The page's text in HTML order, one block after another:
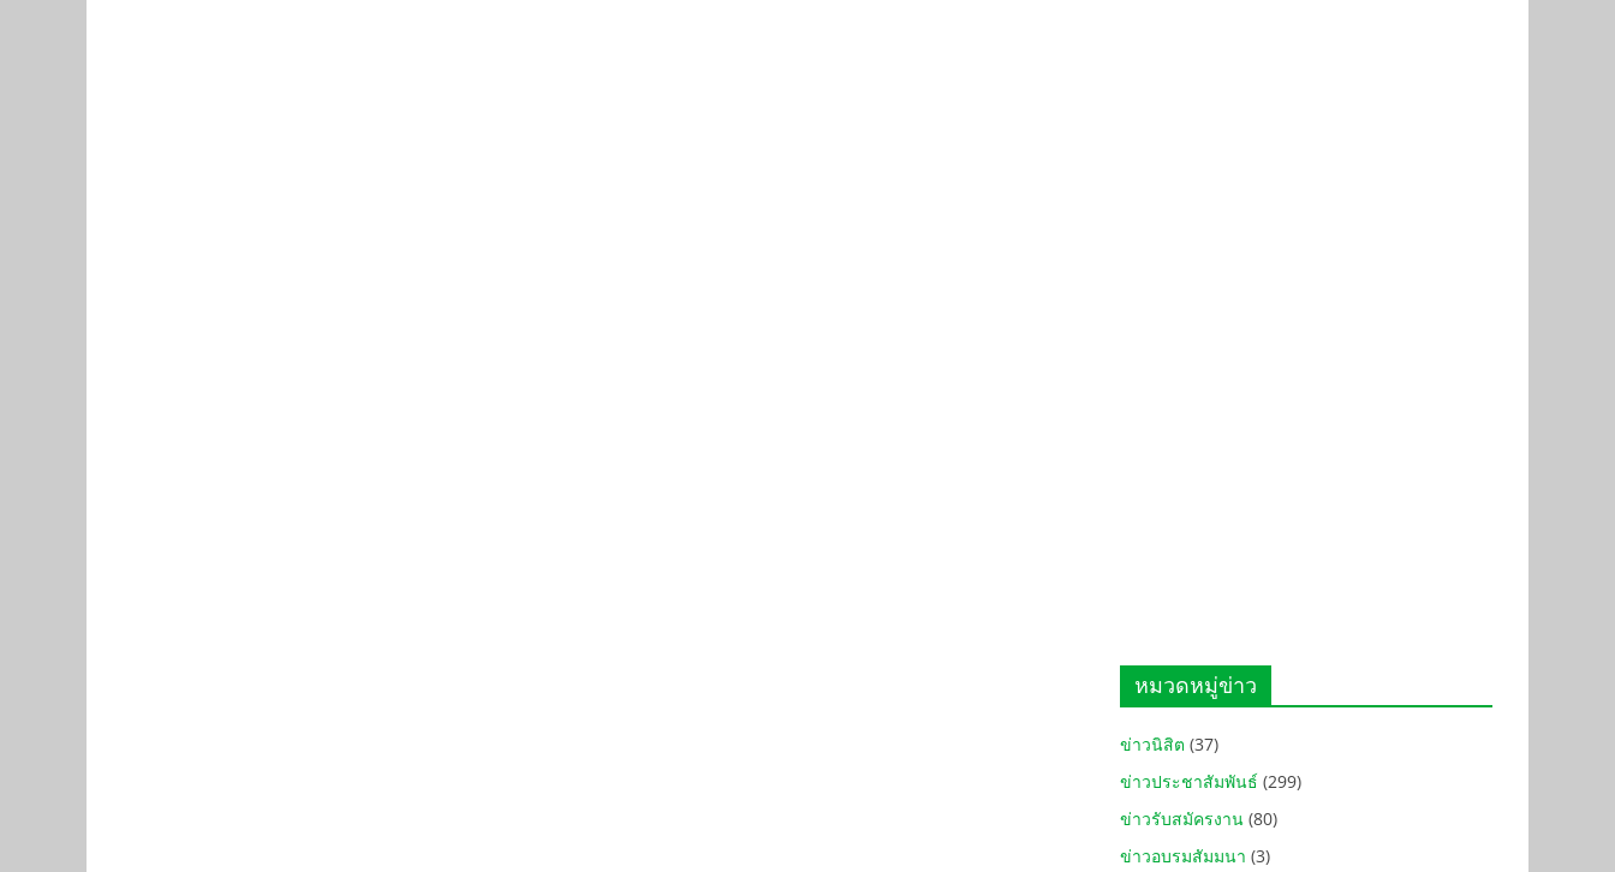
หมวดหมู่ข่าว
ข่าวนิสิต (37)
ข่าวประชาสัมพันธ์ (299)
ข่าวรับสมัครงาน (80)
ข่าวอบรมสัมมนา (3)